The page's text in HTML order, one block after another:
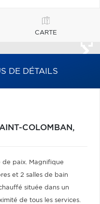
CARTE
DE DÉTAILS
COLOMBAN,
paix. Magnifique
et 2 salles de bain
située dans un
de tous les services.